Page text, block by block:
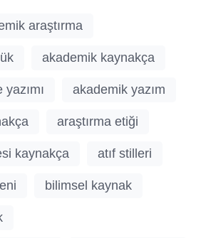
araştırma
akademik kaynakça
akademik yazım
araştırma etiği
kaynakça atıf stilleri
bilimsel kaynak